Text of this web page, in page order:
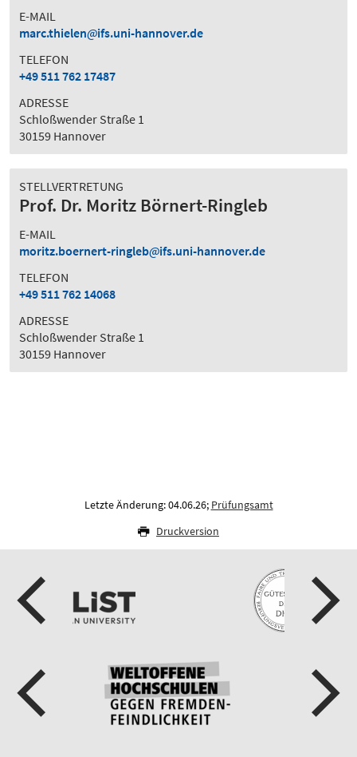
E-MAIL
marc.thielen
ifs.uni-hannover.de
TELEFON
+49 511 762 17487
ADRESSE
Schloßwender Straße 1
30159 Hannover
STELLVERTRETUNG
Prof. Dr. Moritz Börnert-Ringleb
E-MAIL
moritz.boernert-ringleb
ifs.uni-hannover.de
TELEFON
+49 511 762 14068
ADRESSE
Schloßwender Straße 1
30159 Hannover
Letzte Änderung: 04.06.26; Prüfungsamt
Druckversion